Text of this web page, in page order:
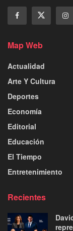
Map Web
Actualidad
Arte Y Cultura
Deportes
Economía
Editorial
Educación
El Tiempo
Entretenimiento
Recientes